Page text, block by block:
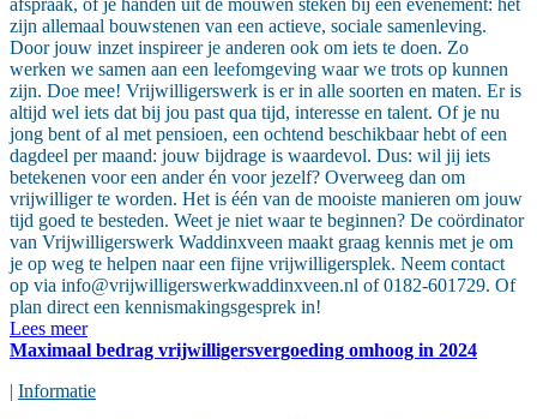
zijn allemaal bouwstenen van een actieve, sociale samenleving.
Door jouw inzet inspireer je anderen ook om iets te doen. Zo
werken we samen aan een leefomgeving waar we trots op kunnen
zijn. Doe mee! Vrijwilligerswerk is er in alle soorten en maten. Er is
altijd wel iets dat bij jou past qua tijd, interesse en talent. Of je nu
jong bent of al met pensioen, een ochtend beschikbaar hebt of een
dagdeel per maand: jouw bijdrage is waardevol. Dus: wil jij iets
betekenen voor een ander én voor jezelf? Overweeg dan om
vrijwilliger te worden. Het is één van de mooiste manieren om jouw
tijd goed te besteden. Weet je niet waar te beginnen? De coördinator
van Vrijwilligerswerk Waddinxveen maakt graag kennis met je om
je op weg te helpen naar een fijne vrijwilligersplek. Neem contact
op via info@vrijwilligerswerkwaddinxveen.nl of 0182-601729. Of
plan direct een kennismakingsgesprek in!
Lees meer
Maximaal bedrag vrijwilligersvergoeding omhoog in 2024
| Informatie